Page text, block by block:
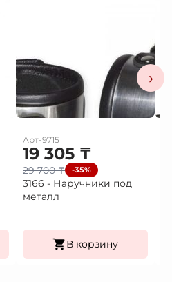
Арт-9715
19 305 ₸
29 700₸ -35%
3166 - Наручники под
металл
В корзину
›